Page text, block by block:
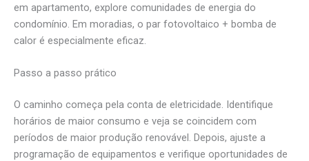
em apartamento, explore comunidades de energia do
condomínio. Em moradias, o par fotovoltaico + bomba de
calor é especialmente eficaz.
Passo a passo prático
O caminho começa pela conta de eletricidade. Identifique
horários de maior consumo e veja se coincidem com
períodos de maior produção renovável. Depois, ajuste a
programação de equipamentos e verifique oportunidades de